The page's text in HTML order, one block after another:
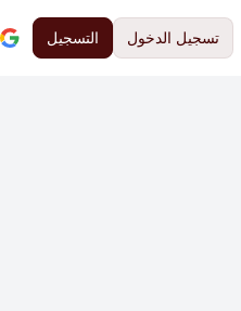
تسجيل الدخول التسجيل